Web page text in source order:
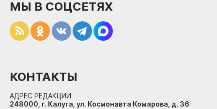
МЫ В СОЦСЕТЯХ
КОНТАКТЫ
АДРЕС РЕДАКЦИИ
248000, г. Калуга, ул. Космонавта Комарова, д. 36